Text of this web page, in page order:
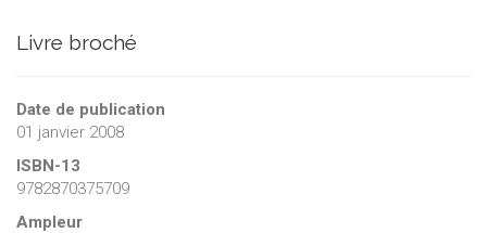
Livre broché
Date de publication
01 janvier 2008
ISBN-13
9782870375709
Ampleur